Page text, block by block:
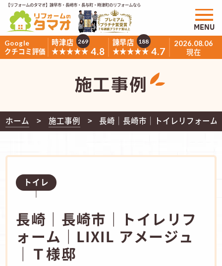
【リフォームのタマオ】諫早市・長崎市・長与町・時津町のリフォームなら
Google
クチコミ評価
時津店
★★★★★ 4.8
269
諫早店
★★★★★ 4.7
188 2026.08.06
現在
MENU
施工事例
ホーム 施工事例 長崎｜長崎市｜トイレリフォーム
トイレ
長崎｜長崎市｜トイレリフ
ォーム｜LIXIL アメージュ
｜Ｔ様邸